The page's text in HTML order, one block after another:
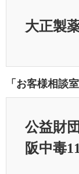
大正製
「お客様相談
公益財
阪中毒